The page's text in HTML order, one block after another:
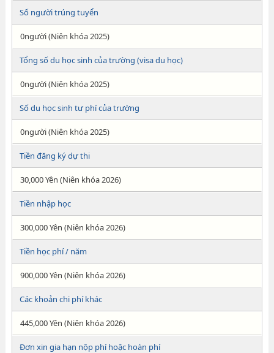
Số người trúng tuyển
0người (Niên khóa 2025)
Tổng số du học sinh của trường (visa du học)
0người (Niên khóa 2025)
Số du học sinh tư phí của trường
0người (Niên khóa 2025)
Tiền đăng ký dự thi
30,000 Yên (Niên khóa 2026)
Tiền nhập học
300,000 Yên (Niên khóa 2026)
Tiền học phí / năm
900,000 Yên (Niên khóa 2026)
Các khoản chi phí khác
445,000 Yên (Niên khóa 2026)
Đơn xin gia hạn nộp phí hoặc hoàn phí